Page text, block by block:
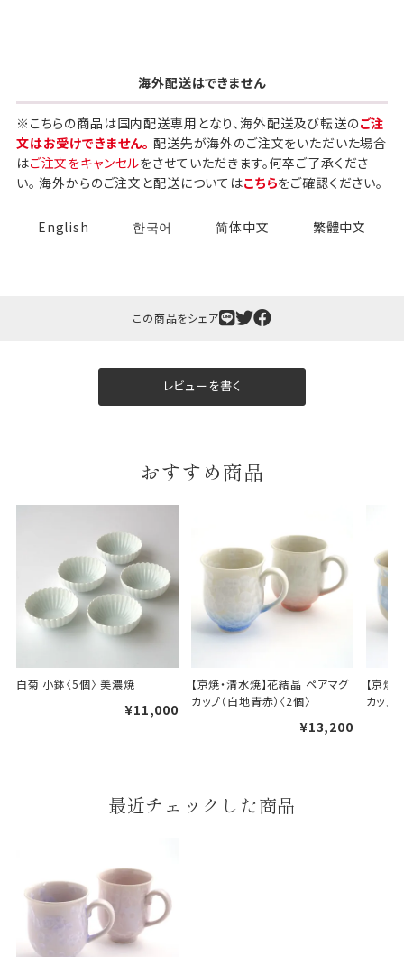
ギフト包装について
斗（のし）掛け・ギフト包装・手提げ袋を無料サービス
しております。
包装紙は2種類あります。
A
B
一般的なギフト包装
婚礼や出産などのギフト
海外配送はできません
※こちらの商品は国内配送専用となり、海外配送及び転送のご注
文はお受けできません。 配送先が海外のご注文をいただいた場合
はご注文をキャンセルをさせていただきます。何卒ご了承くださ
い。 海外からのご注文と配送についてはこちらをご確認ください。
English 한국어 简体中文 繁體中文
この商品をシェア
レビューを書く
おすすめ商品
白菊 小鉢〈5個〉 美濃焼
¥11,000
【京焼・清水焼】花結晶 ペアマグ
カップ（白地青赤）〈2個〉
¥13,200
【京焼
カップ
最近チェックした商品